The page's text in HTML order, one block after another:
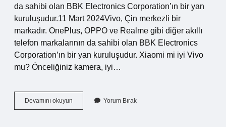
da sahibi olan BBK Electronics Corporation’ın bir yan
kuruluşudur.11 Mart 2024Vivo, Çin merkezli bir
markadır. OnePlus, OPPO ve Realme gibi diğer akıllı
telefon markalarının da sahibi olan BBK Electronics
Corporation’ın bir yan kuruluşudur. Xiaomi mi iyi Vivo
mu? Önceliğiniz kamera, iyi…
Devamını okuyun
Telefon
Yorum Bırak